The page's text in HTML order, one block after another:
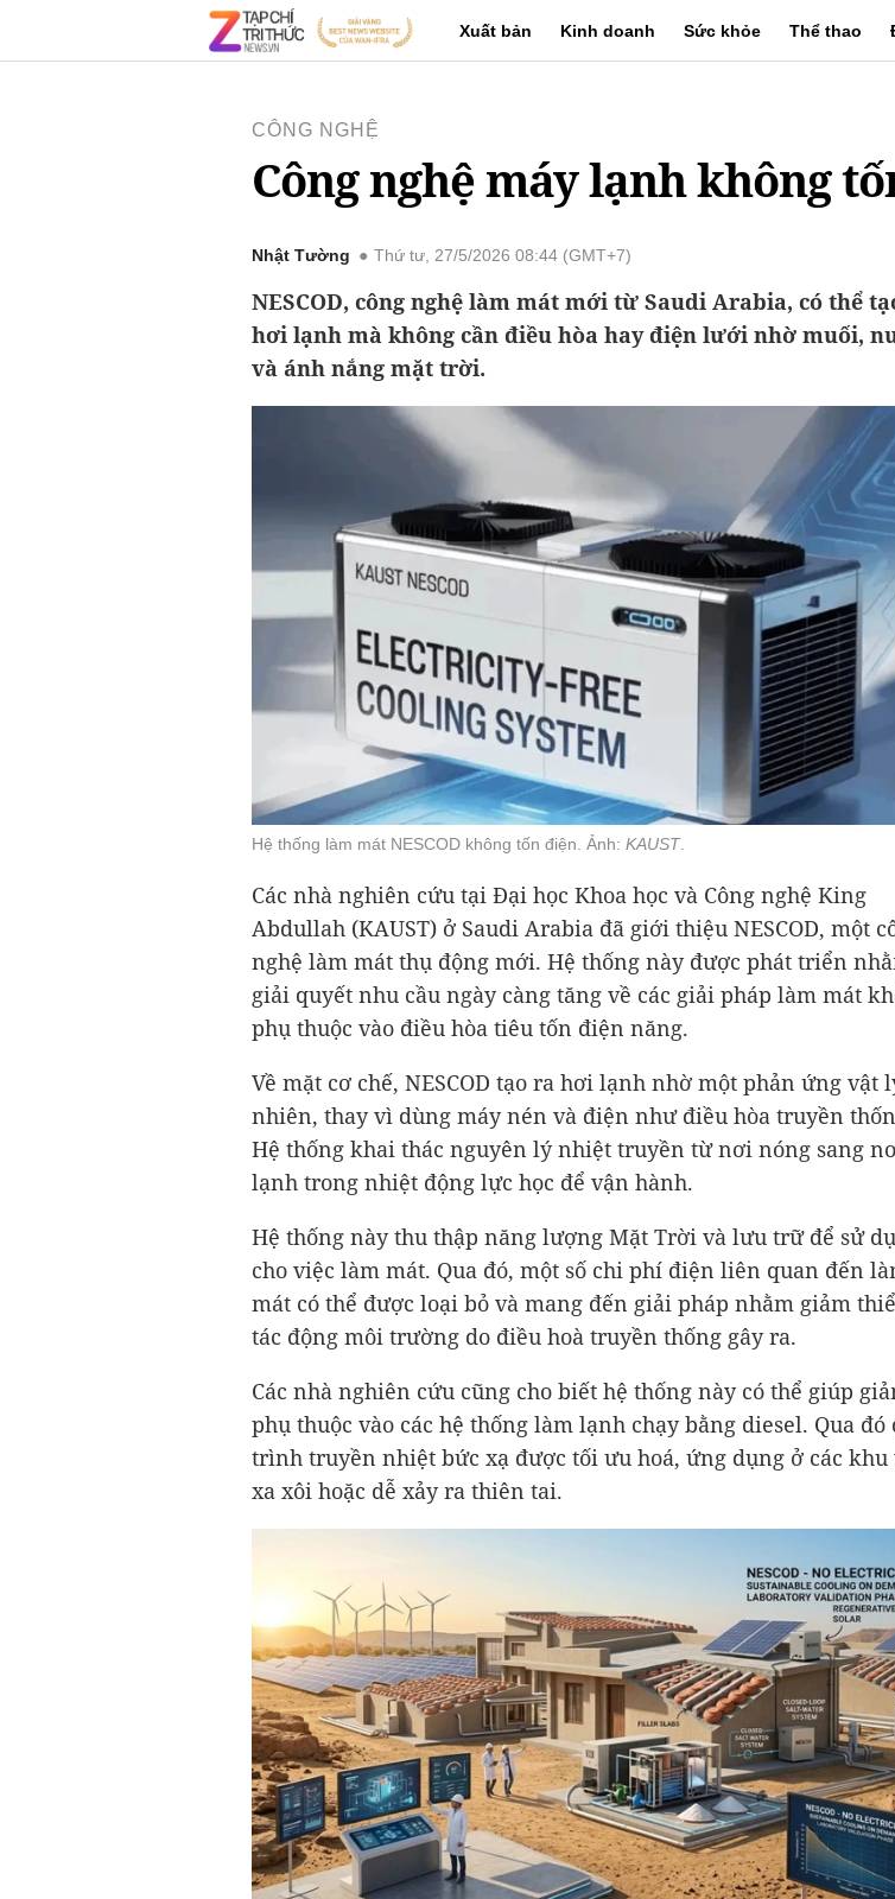
Xuất bản Kinh doanh Sức khỏe Thể thao
CÔNG NGHỆ
Công nghệ máy lạnh không
Nhật Tường Thứ tư, 27/5/2026 08:44 (GMT+7)
NESCOD, công nghệ làm mát mới từ Saudi Arabia, có thể
hơi lạnh mà không cần điều hòa hay điện lưới nhờ muối,
và ánh nắng mặt trời.
Hệ thống làm mát NESCOD không tốn điện. Ảnh: KAUST.
Các nhà nghiên cứu tại Đại học Khoa học và Công nghệ King
Abdullah (KAUST) ở Saudi Arabia đã giới thiệu NESCOD, một
nghệ làm mát thụ động mới. Hệ thống này được phát triển
giải quyết nhu cầu ngày càng tăng về các giải pháp làm mát
phụ thuộc vào điều hòa tiêu tốn điện năng.
Về mặt cơ chế, NESCOD tạo ra hơi lạnh nhờ một phản ứng vật
nhiên, thay vì dùng máy nén và điện như điều hòa truyền
Hệ thống khai thác nguyên lý nhiệt truyền từ nơi nóng sang
lạnh trong nhiệt động lực học để vận hành.
Hệ thống này thu thập năng lượng Mặt Trời và lưu trữ để sử
cho việc làm mát. Qua đó, một số chi phí điện liên quan đến
mát có thể được loại bỏ và mang đến giải pháp nhằm giảm
tác động môi trường do điều hoà truyền thống gây ra.
Các nhà nghiên cứu cũng cho biết hệ thống này có thể giúp
phụ thuộc vào các hệ thống làm lạnh chạy bằng diesel. Qua đó
trình truyền nhiệt bức xạ được tối ưu hoá, ứng dụng ở các khu
xa xôi hoặc dễ xảy ra thiên tai.